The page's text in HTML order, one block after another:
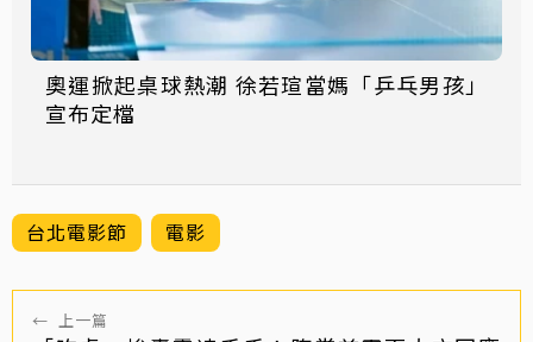
奧運掀起桌球熱潮 徐若瑄當媽「乒乓男孩」
宣布定檔
台北電影節 電影
← 上一篇